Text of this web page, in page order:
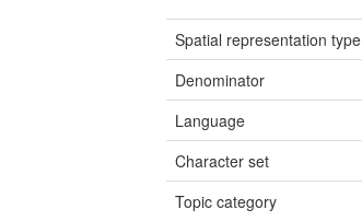
Spatial representation type
Denominator
Language
Character set
Topic category